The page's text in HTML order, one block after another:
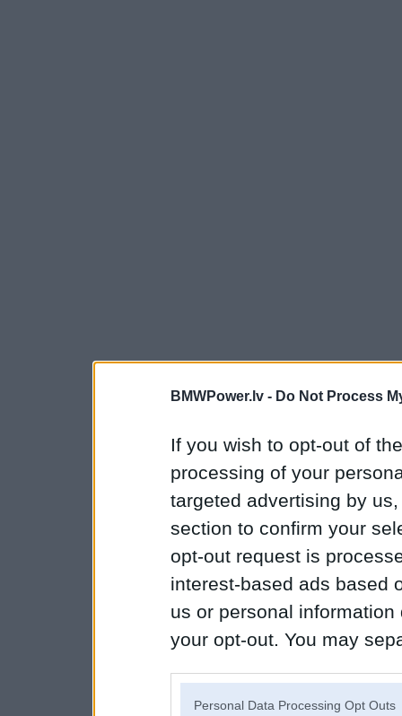
BMWPower.lv - Do Not Process
If you wish to opt-out of
processing of your
targeted advertising by
section to confirm your
opt-out request is
interest-based ads based
us or personal
your opt-out. You may
Personal Data Processing Opt Outs